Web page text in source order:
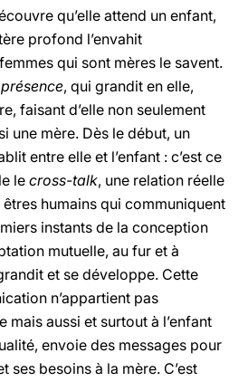
qu’elle attend un enfant,
profond l’envahit
qui sont mères le savent.
présence, qui grandit en elle,
faisant d’elle non seulement
une mère. Dès le début, un
entre elle et l’enfant : c’est ce
le cross-talk, une relation réelle
humains qui communiquent
instants de la conception
mutuelle, au fur et à
et se développe. Cette
n’appartient pas
mais aussi et surtout à l’enfant
envoie des messages pour
ses besoins à la mère. C’est